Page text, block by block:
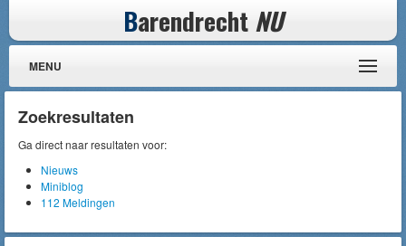
Barendrecht NU
MENU
Zoekresultaten
Ga direct naar resultaten voor:
Nieuws
Miniblog
112 Meldingen